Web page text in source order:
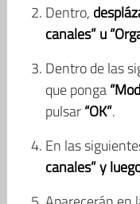
Dentro,
canales” u
Dentro de las
que ponga
pulsar“OK”.
En las
canales” y